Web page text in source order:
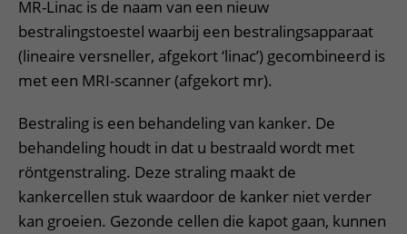
Onderzoeken en diagnostiek
Het Wilhelmina Kinderziekenhuis
Bloedprikken
Wachttijden
Bezoektijden
Mijn UMC Utrecht patiëntportaal
Faciliteiten en voorzieningen
Bezoekregels
Kwaliteit en veiligheid
Route naar het ziekenhuis
Parkeren
Wegwijs in het ziekenhuis
Contact met polikliniek
Contact met verpleegafdeling
Het Wilhelmina Kinderziekenhuis
Teleconsult aanvragen
Diagnostiek aanvragen
Zorgverlenersportaal
Over UMC Utrecht
Research
Werken bij het UMC Utrecht
MR-Linac is de naam van een nieuw
bestralingstoestel waarbij een bestralingsapparaat
(lineaire versneller, afgekort ‘linac’) gecombineerd is
met een MRI-scanner (afgekort mr).
Bestraling is een behandeling van kanker. De
behandeling houdt in dat u bestraald wordt met
röntgenstraling. Deze straling maakt de
kankercellen stuk waardoor de kanker niet verder
kan groeien. Gezonde cellen die kapot gaan, kunnen